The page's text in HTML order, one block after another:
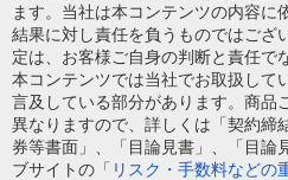
ます。当社は本コンテンツの内容に
結果に対し責任を負うものではござ
定は、お客様ご自身の判断と責任で
本コンテンツでは当社でお取扱して
言及している部分があります。商品
異なりますので、詳しくは「契約締
券等書面」、「目論見書」、「目論
ブサイトの「 リスク・手数料などの